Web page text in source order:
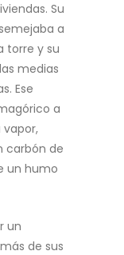
Su
a
torre y su
medias
Ese
a
vapor,
carbón de
un humo
un
de sus